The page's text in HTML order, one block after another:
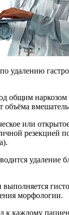
удалению
общим наркозом
объёма
или
резекцией
удаление
морфологии.
к каждому